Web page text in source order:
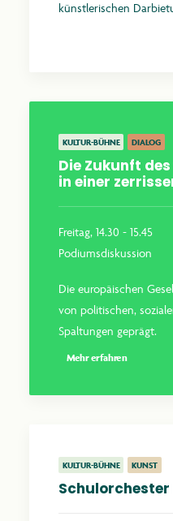
künstlerischen
KULTUR-BÜHNE DIALOG
Die Zukunft
in einer
Freitag, 14.30 - 15.45
Podiumsdiskussion
Die europäischen
von politischen,
Spaltungen geprägt.
Mehr erfahren
KULTUR-BÜHNE KUNST